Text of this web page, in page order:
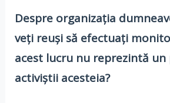
Despre organizația
veți reuși să efectuați
acest lucru nu reprezintă
activiștii acesteia?